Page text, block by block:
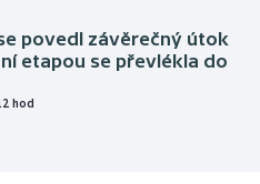
povedl závěrečný útok
etapou se převlékla do
hod